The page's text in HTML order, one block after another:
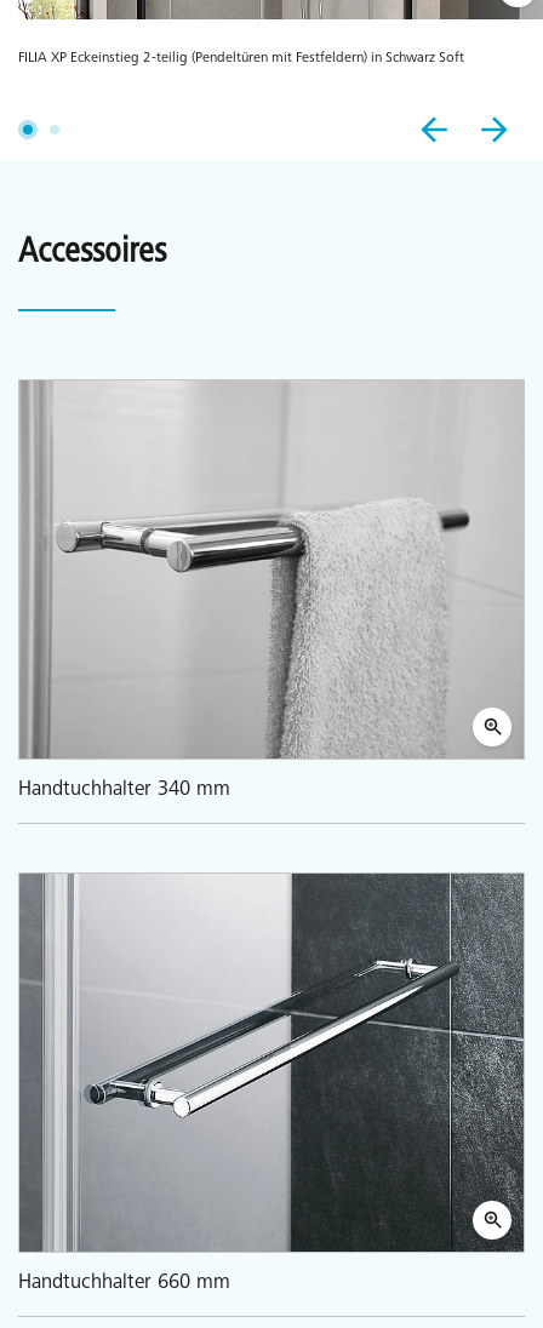
FILIA XP Eckeinstieg 2-teilig (Pendeltüren mit Festfeldern) in Schwarz Soft
Accessoires
Handtuchhalter 340 mm
Handtuchhalter 660 mm